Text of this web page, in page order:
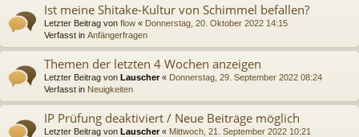
Ist meine Shitake-Kultur von Schimmel befallen?
Letzter Beitrag von flow « Donnerstag, 20. Oktober 2022 14:15
Verfasst in Anfängerfragen
Themen der letzten 4 Wochen anzeigen
Letzter Beitrag von Lauscher« Donnerstag, 29. September 2022 08:24
Verfasst in Neuigkeiten
IP Prüfung deaktiviert / Neue Beiträge möglich
Letzter Beitrag von Lauscher« Mittwoch, 21. September 2022 10:21